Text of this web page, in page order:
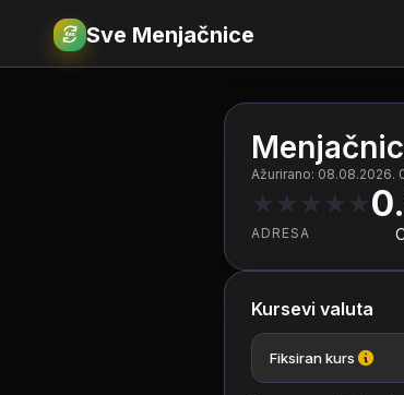
€RSD Sve Menjačnice
Ažurirano: 08.08.2026.
★ ★ ★ ★ ★
ADRESA
Kursevi valuta
Fiksiran kurs